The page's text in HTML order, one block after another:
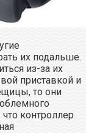
их подальше.
из-за их
приставкой и
то они
контроллер